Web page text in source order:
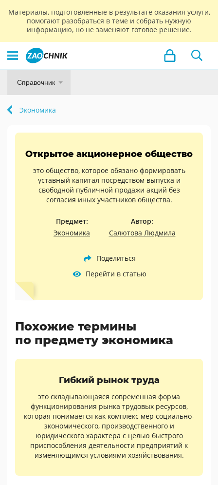
Материалы, подготовленные в результате оказания услуги,
помогают разобраться в теме и собрать нужную
информацию, но не заменяют готовое решение.
Справочник
Экономика
Открытое акционерное общество
это общество, которое обязано формировать
уставный капитал посредством выпуска и
свободной публичной продажи акций без
согласия иных участников общества.
Предмет:
Экономика
Автор:
Салютова Людмила
Поделиться
Перейти в статью
Похожие термины
по предмету экономика
Гибкий рынок труда
это складывающаяся современная форма
функционирования рынка трудовых ресурсов,
которая понимается как комплекс мер социально-
экономического, производственного и
юридического характера с целью быстрого
приспособления деятельности предприятий к
изменяющимся условиями хозяйствования.